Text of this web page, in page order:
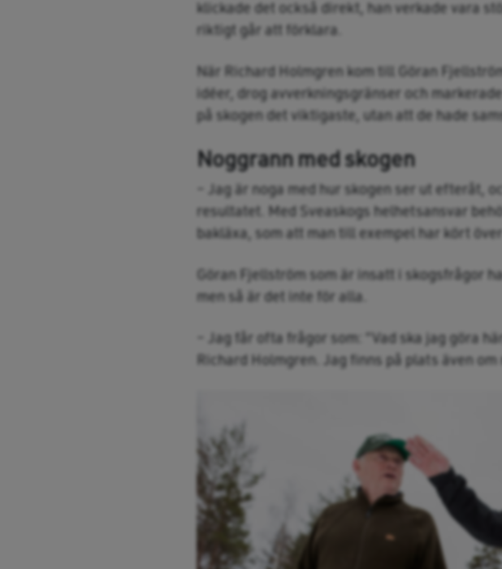
klickade det också direkt, han verkade vara
riktigt går att förklara.
När Richard Holmgren kom till Göran
idéer, drog avverkningsgränser och
på skogen det viktigaste, utan att de hade
Noggrann med skogen
– Jag är noga med hur skogen ser ut efter­åt,
resultatet. Med Sveaskogs helhetsansvar
bakläxa, som att man till exempel har kört
Göran Fjellström som är insatt i skogsfrågor
men så är det inte för alla.
– Jag får ofta frågor som: ”Vad ska jag göra
Richard Holmgren. Jag finns på plats även